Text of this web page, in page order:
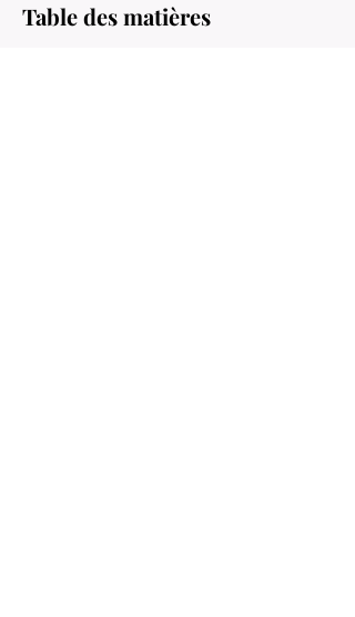
Table des matières